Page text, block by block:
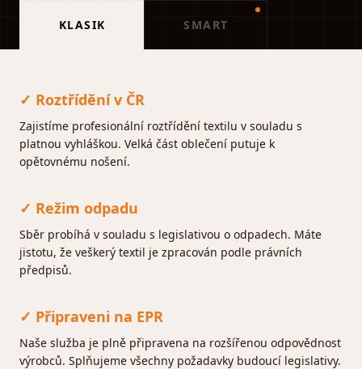
KLASIK SMART
✓ Roztřídění v ČR
Zajistíme profesionální roztřídění textilu v souladu s
platnou vyhláškou. Velká část oblečení putuje k
opětovnému nošení.
✓ Režim odpadu
Sběr probíhá v souladu s legislativou o odpadech. Máte
jistotu, že veškerý textil je zpracován podle právních
předpisů.
✓ Připraveni na EPR
Naše služba je plně připravena na rozšířenou odpovědnost
výrobců. Splňujeme všechny požadavky budoucí legislativy.